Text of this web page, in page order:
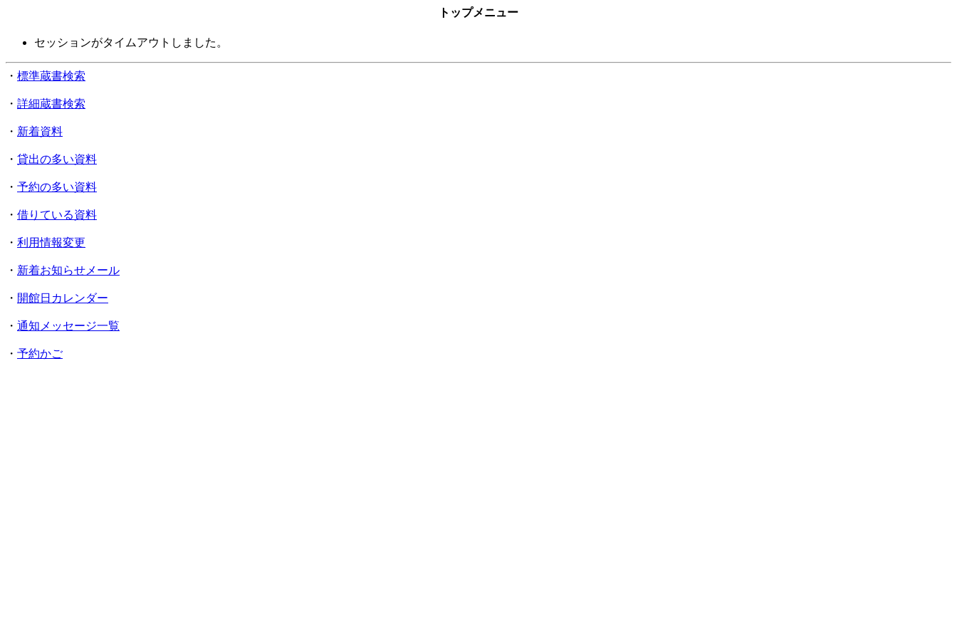
トップメニュー
セッションがタイムアウトしました。
・ 標準蔵書検索
・ 詳細蔵書検索
・ 新着資料
・ 貸出の多い資料
・ 予約の多い資料
・ 借りている資料
・ 利用情報変更
・ 新着お知らせメール
・ 開館日カレンダー
・ 通知メッセージ一覧
・ 予約かご